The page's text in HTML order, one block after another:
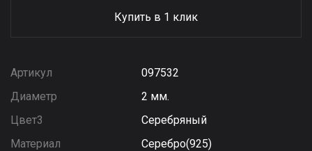
Купить в 1 клик
Артикул
097532
Диаметр
2 мм.
Цвет3
Серебряный
Материал
Серебро(925)